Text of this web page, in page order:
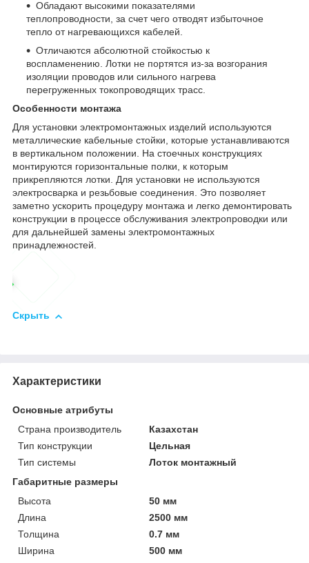
Обладают высокими показателями
теплопроводности, за счет чего отводят избыточное
тепло от нагревающихся кабелей.
Отличаются абсолютной стойкостью к
воспламенению. Лотки не портятся из-за возгорания
изоляции проводов или сильного нагрева
перегруженных токопроводящих трасс.
Особенности монтажа
Для установки электромонтажных изделий используются
металлические кабельные стойки, которые устанавливаются
в вертикальном положении. На стоечных конструкциях
монтируются горизонтальные полки, к которым
прикрепляются лотки. Для установки не используются
электросварка и резьбовые соединения. Это позволяет
заметно ускорить процедуру монтажа и легко демонтировать
конструкции в процессе обслуживания электропроводки или
для дальнейшей замены электромонтажных
принадлежностей.
Скрыть
Характеристики
Основные атрибуты
Страна производитель
Казахстан
Тип конструкции
Цельная
Тип системы
Лоток монтажный
Габаритные размеры
Высота
50 мм
Длина
2500 мм
Толщина
0.7 мм
Ширина
500 мм